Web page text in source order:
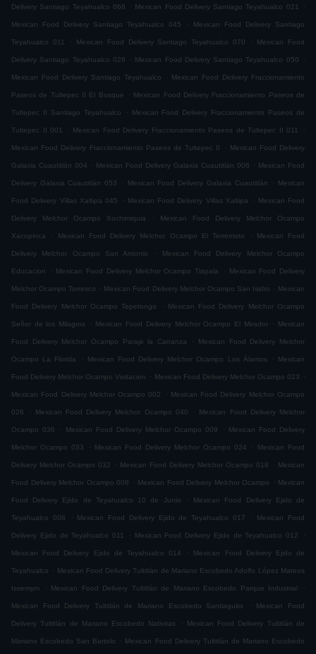
Delivery Santiago Teyahualco 068 . Mexican Food Delivery Santiago Teyahualco 021 .
Mexican Food Delivery Santiago Teyahualco 045 . Mexican Food Delivery Santiago
Teyahualco 011 . Mexican Food Delivery Santiago Teyahualco 070 . Mexican Food
Delivery Santiago Teyahualco 026 . Mexican Food Delivery Santiago Teyahualco 050 .
Mexican Food Delivery Santiago Teyahualco . Mexican Food Delivery Fraccionamiento
Paseos de Tultepec II El Bosque . Mexican Food Delivery Fraccionamiento Paseos de
Tultepec II Santiago Teyahualco . Mexican Food Delivery Fraccionamiento Paseos de
Tultepec II 001 . Mexican Food Delivery Fraccionamiento Paseos de Tultepec II 011 .
Mexican Food Delivery Fraccionamiento Paseos de Tultepec II . Mexican Food Delivery
Galaxia Cuautitlán 004 . Mexican Food Delivery Galaxia Cuautitlán 006 . Mexican Food
Delivery Galaxia Cuautitlán 053 . Mexican Food Delivery Galaxia Cuautitlán . Mexican
Food Delivery Villas Xaltipa 045 . Mexican Food Delivery Villas Xaltipa . Mexican Food
Delivery Melchor Ocampo Xochimiquia . Mexican Food Delivery Melchor Ocampo
Xacopinca . Mexican Food Delivery Melchor Ocampo El Terremoto . Mexican Food
Delivery Melchor Ocampo San Antonio . Mexican Food Delivery Melchor Ocampo
Educacion . Mexican Food Delivery Melchor Ocampo Tlapala . Mexican Food Delivery
Melchor Ocampo Torresco . Mexican Food Delivery Melchor Ocampo San Isidro . Mexican
Food Delivery Melchor Ocampo Tepetongo . Mexican Food Delivery Melchor Ocampo
Señor de los Milagros . Mexican Food Delivery Melchor Ocampo El Mirador . Mexican
Food Delivery Melchor Ocampo Paraje la Carranza . Mexican Food Delivery Melchor
Ocampo La Florida . Mexican Food Delivery Melchor Ocampo Los Álamos . Mexican
Food Delivery Melchor Ocampo Visitacion . Mexican Food Delivery Melchor Ocampo 023 .
Mexican Food Delivery Melchor Ocampo 002 . Mexican Food Delivery Melchor Ocampo
026 . Mexican Food Delivery Melchor Ocampo 040 . Mexican Food Delivery Melchor
Ocampo 036 . Mexican Food Delivery Melchor Ocampo 009 . Mexican Food Delivery
Melchor Ocampo 033 . Mexican Food Delivery Melchor Ocampo 024 . Mexican Food
Delivery Melchor Ocampo 032 . Mexican Food Delivery Melchor Ocampo 018 . Mexican
Food Delivery Melchor Ocampo 008 . Mexican Food Delivery Melchor Ocampo . Mexican
Food Delivery Ejido de Teyahualco 10 de Junio . Mexican Food Delivery Ejido de
Teyahualco 008 . Mexican Food Delivery Ejido de Teyahualco 017 . Mexican Food
Delivery Ejido de Teyahualco 011 . Mexican Food Delivery Ejido de Teyahualco 012 .
Mexican Food Delivery Ejido de Teyahualco 014 . Mexican Food Delivery Ejido de
Teyahualco . Mexican Food Delivery Tultitlán de Mariano Escobedo Adolfo López Mateos
Issemym . Mexican Food Delivery Tultitlán de Mariano Escobedo Parque Industrial .
Mexican Food Delivery Tultitlán de Mariano Escobedo Santiaguito . Mexican Food
Delivery Tultitlán de Mariano Escobedo Nativitas . Mexican Food Delivery Tultitlán de
Mariano Escobedo San Bartolo . Mexican Food Delivery Tultitlán de Mariano Escobedo